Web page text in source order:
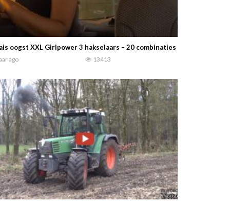
oogst XXL Girlpower 3 hakselaars – 20 combinaties voor een
ago 13413